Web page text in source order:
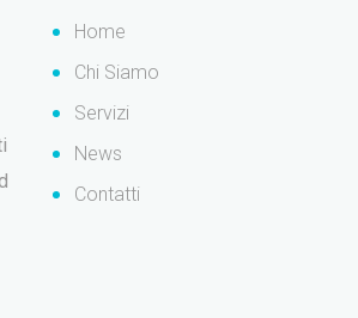
Home
Chi Siamo
Servizi
News
Contatti